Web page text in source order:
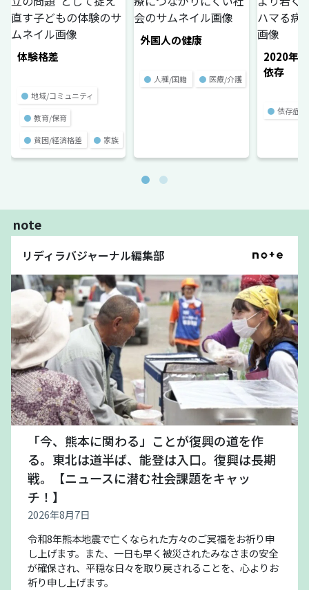
体験格差
● 地域/コミュニティ
● 教育/保育
● 貧困/経済格差 ● 家族
外国人の健康
● 人種/国籍 ● 医療/介護
2020年
依存
● 依存症
note
リディラバジャーナル編集部
「今、熊本に関わる」ことが復興の道を作
る。東北は道半ば、能登は入口。復興は長期
戦。【ニュースに潜む社会課題をキャッ
チ！】
2026年8月7日
令和8年熊本地震で亡くなられた方々のご冥福をお祈り申
し上げます。また、一日も早く被災されたみなさまの安全
が確保され、平穏な日々を取り戻されることを、心よりお
祈り申し上げます。